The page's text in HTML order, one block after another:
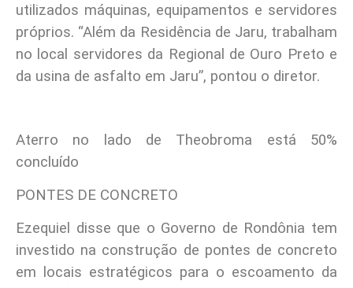
utilizados máquinas, equipamentos e servidores
próprios. “Além da Residência de Jaru, trabalham
no local servidores da Regional de Ouro Preto e
da usina de asfalto em Jaru”, pontou o diretor.
Aterro no lado de Theobroma está 50%
concluído
PONTES DE CONCRETO
Ezequiel disse que o Governo de Rondônia tem
investido na construção de pontes de concreto
em locais estratégicos para o escoamento da